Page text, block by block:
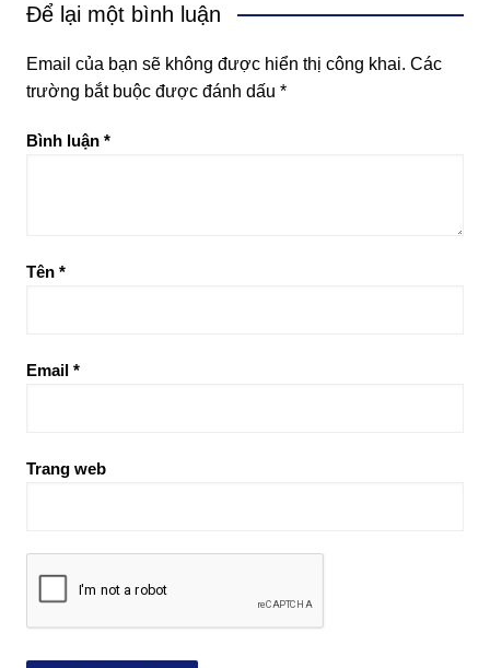
Để lại một bình luận
Email của bạn sẽ không được hiển thị công khai. Các
trường bắt buộc được đánh dấu *
Bình luận *
Tên *
Email *
Trang web